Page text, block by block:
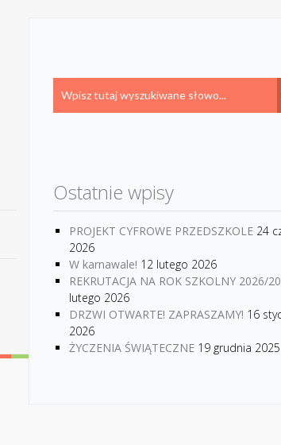
Ostatnie wpisy
PROJEKT CYFROWE PRZEDSZKOLE 24
2026
W karnawale! 12 lutego 2026
REKRUTACJA NA ROK SZKOLNY 2026/
lutego 2026
DRZWI OTWARTE! ZAPRASZAMY! 16
2026
ŻYCZENIA ŚWIĄTECZNE 19 grudnia 2025